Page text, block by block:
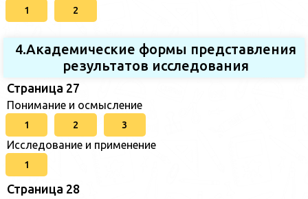
1 2
4.Академические формы представления
результатов исследования
Страница 27
Понимание и осмысление
1 2 3
Исследование и применение
1
Страница 28